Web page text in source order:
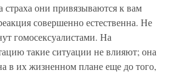
страха они привязываются к вам
совершенно естественна. Не
гомосексуалистами. На
такие ситуации не влияют; она
в их жизненном плане еще до того,